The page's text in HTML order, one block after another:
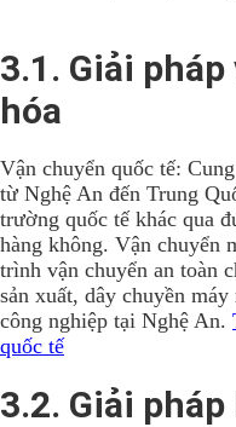
3.1. Giải
hóa
Vận chuyển quốc tế:
từ Nghệ An đến Trung
trường quốc tế khác qua
hàng không. Vận chuyển
trình vận chuyển an toàn
sản xuất, dây chuyền
công nghiệp tại Nghệ An.
quốc tế
3.2. Giải